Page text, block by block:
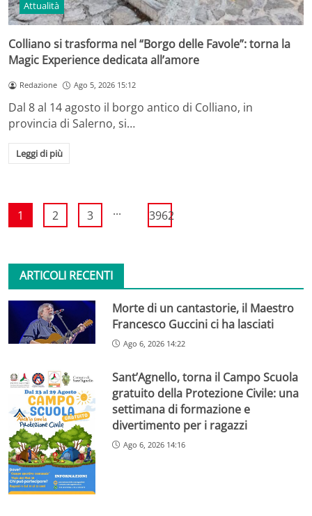
Attualità
Colliano si trasforma nel “Borgo delle Favole”: torna la
Magic Experience dedicata all’amore
Redazione Ago 5, 2026 15:12
Dal 8 al 14 agosto il borgo antico di Colliano, in
provincia di Salerno, si…
Leggi di più
1 2 3 ... 3962
ARTICOLI RECENTI
Morte di un cantastorie, il Maestro
Francesco Guccini ci ha lasciati
Ago 6, 2026 14:22
Sant’Agnello, torna il Campo Scuola
gratuito della Protezione Civile: una
settimana di formazione e
divertimento per i ragazzi
Ago 6, 2026 14:16